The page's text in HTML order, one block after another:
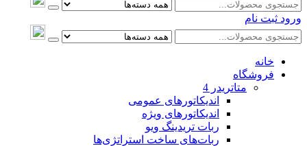
ورود ثبت نام
خانه
فروشگاه
متاتريدر 4
اندیکاتورهای عمومی
اندیکاتورهای ویژه
ربات تریدینگ ویو
ربات‌های ساخت استراتژی‌ها